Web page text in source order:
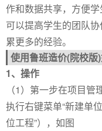
作和数据共享，方便
可以提高学生的团队
累更多的经验。
使用鲁班造价(院校版
1、操作
（1）第一步在项目管
执行右键菜单“新建单
位工程”），如图